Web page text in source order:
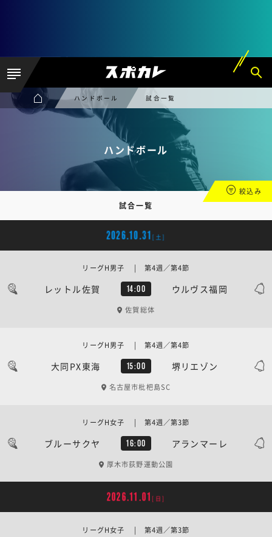
ハンドボール 試合一覧
ハンドボール
試合一覧
絞込み
2026.10.31 [土]
レットル佐賀 14:00 ウルヴス福岡
リーグH男子 | 第4週／第4節
佐賀総体
大同PX東海 15:00 堺リエゾン
リーグH男子 | 第4週／第4節
名古屋市枇杷島SC
ブルーサクヤ 16:00 アランマーレ
リーグH女子 | 第4週／第3節
厚木市荻野運動公園
2026.11.01 [日]
リーグH女子 | 第4週／第3節